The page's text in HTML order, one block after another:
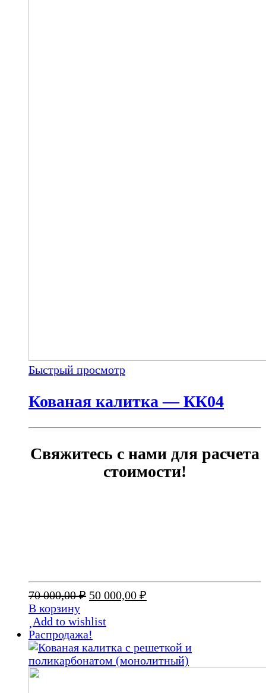
Быстрый просмотр
Кованая калитка — КК04
Свяжитесь с нами для расчета
стоимости!
70 000,00₽ Первоначальная
составляла
70
000,00 ₽.
50 000,00 ₽
В корзину
Add to wishlist
Распродажа!